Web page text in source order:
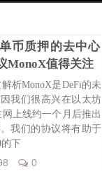
》
币质押的去中心
MonoX值得关注
析MonoX是DeFi的未
我们很高兴在以太坊
网上线约一个月后推出
我们的协议将有助于
的下
0